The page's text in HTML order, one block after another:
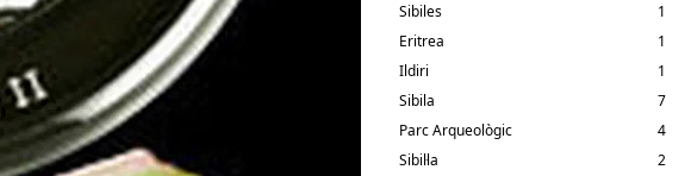
Sibiles
1
Eritrea
1
Ildiri
1
Sibila
7
Parc Arqueològic
4
Sibil·la
2